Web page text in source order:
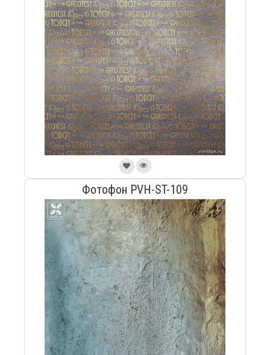
Фотофон PVH-ST-109